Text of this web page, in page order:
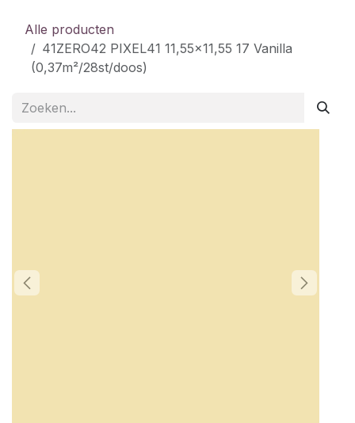
Alle producten
41ZERO42 PIXEL41 11,55x11,55 17 Vanilla
(0,37m²/28st/doos)